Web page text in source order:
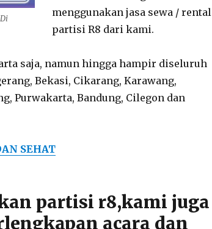
menggunakan jasa sewa / rental
partisi R8 dari kami.
saja, namun hingga hampir diseluruh
Bekasi, Cikarang, Karawang,
Purwakarta, Bandung, Cilegon dan
SEHAT
partisi r8,kami juga
acara dan